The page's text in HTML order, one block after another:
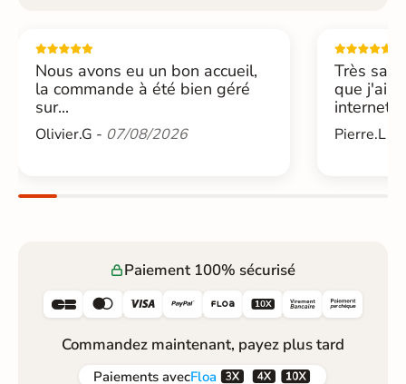
Nous avons eu un bon accueil,
la commande à été bien géré
sur...
Olivier.G - 07/08/2026
Très
que j'ai
internet....
Pierre.L -
Paiement 100% sécurisé
     
Commandez maintenant, payez plus tard
Paiements avecFloa  